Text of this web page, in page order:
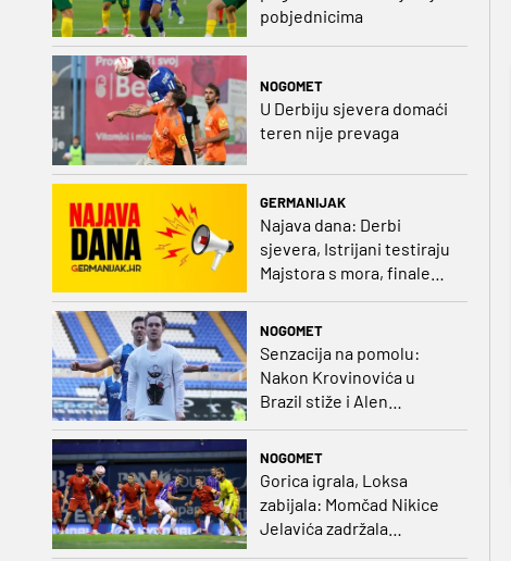
pobjednicima
NOGOMET
U Derbiju sjevera domaći
teren nije prevaga
GERMANIJAK
Najava dana: Derbi
sjevera, Istrijani testiraju
Majstora s mora, finale
Ramljaka Dinamo - Ajax,
Francuza
NOGOMET
Senzacija na pomolu:
Nakon Krovinovića u
Brazil stiže i Alen
NOGOMET
Gorica igrala, Loksa
zabijala: Momčad Nikice
Jelavića zadržala